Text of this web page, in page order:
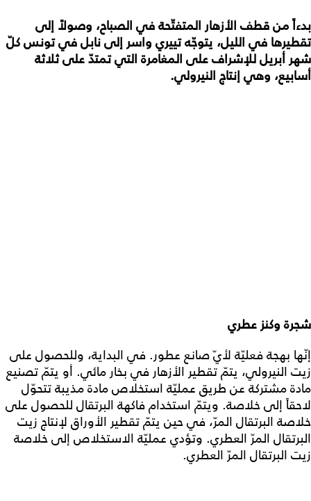
بدءاً من قطف الأزهار المتفتّحة في الصباح، وصولاً إلى
تقطيرها في الليل، يتوجّه تييري واسر إلى نابل في تونس كلّ
شهر أبريل للإشراف على المغامرة التي تمتدّ على ثلاثة
أسابيع، وهي إنتاج النيرولي.
شجرة وكنز عطري
إنّها بهجة فعليّة لأيّ صانع عطور. في البداية، وللحصول على
زيت النيرولي، يتمّ تقطير الأزهار في بخار مائي. أو يتمّ تصنيع
مادة مشتركة عن طريق عمليّة استخلاص مادة مذيبة تتحوّل
لاحقاً إلى خلاصة. ويتمّ استخدام فاكهة البرتقال للحصول على
خلاصة البرتقال المرّ، في حين يتمّ تقطير الأوراق لإنتاج زيت
البرتقال المرّ العطري. وتؤدي عمليّة الاستخلاص إلى خلاصة
زيت البرتقال المرّ العطري.